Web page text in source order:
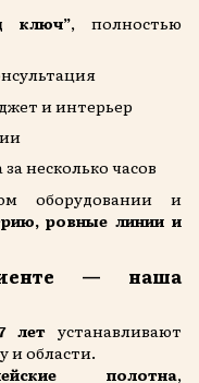
ключ”, полностью
и интерьер
несколько часов
оборудовании и
ровные линии и
— наша
лет устанавливают
и области.
полотна,